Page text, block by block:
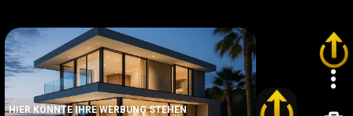
HIER KÖNNTE IHRE WERBUNG STEHEN